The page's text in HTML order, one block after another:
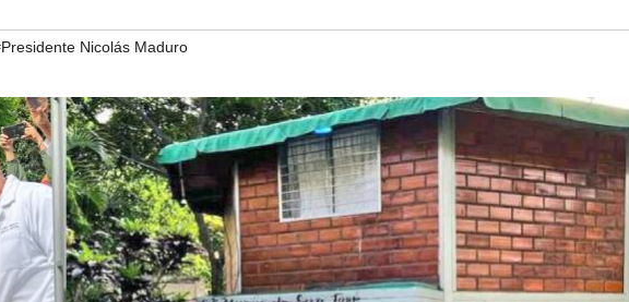
Nicolás Maduro